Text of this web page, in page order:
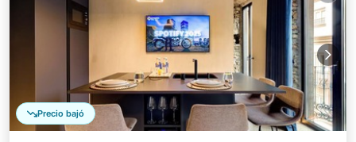
Precio bajó